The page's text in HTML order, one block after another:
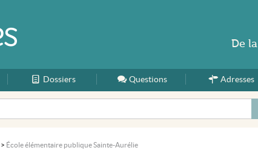
Accueil
Dossiers Questions Adresses
> École élémentaire publique Sainte-Aurélie
De la